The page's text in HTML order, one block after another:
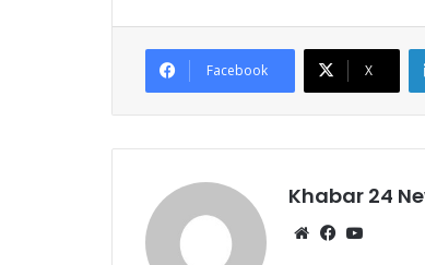
c
e
b
o
o
k
itt
er
ai
l
at
s
A
p
p
ar
e
Facebook X
Khabar 24
WebsiteFacebook